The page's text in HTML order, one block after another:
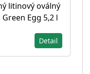
litinový oválný
Egg 5,2 l
Detail